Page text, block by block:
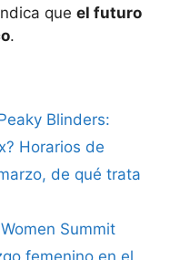
que el futuro
.
Blinders:
Horarios de
de qué trata
Summit
femenino en el